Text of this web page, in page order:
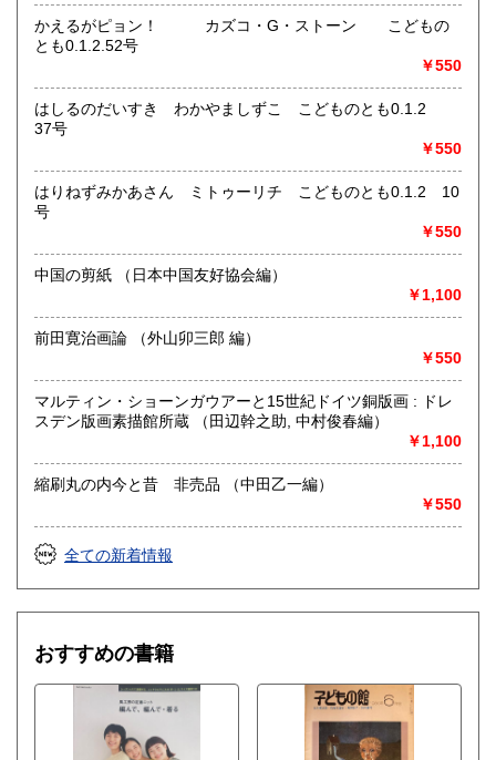
の他）
かえるがピョン！ カズコ・G・ストーン こどもの
とも0.1.2.52号
￥550
はしるのだいすき わかやましずこ こどものとも0.1.2
37号
￥550
はりねずみかあさん ミトゥーリチ こどものとも0.1.2 10
号
￥550
中国の剪紙 （日本中国友好協会編）
￥1,100
前田寛治画論 （外山卯三郎 編）
￥550
マルティン・ショーンガウアーと15世紀ドイツ銅版画 : ドレ
スデン版画素描館所蔵 （田辺幹之助, 中村俊春編）
￥1,100
縮刷丸の内今と昔 非売品 （中田乙一編）
￥550
全ての新着情報
おすすめの書籍